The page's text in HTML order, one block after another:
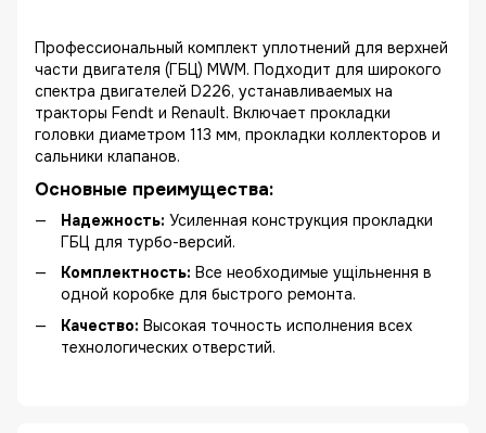
Профессиональный комплект уплотнений для верхней
части двигателя (ГБЦ) MWM. Подходит для широкого
спектра двигателей D226, устанавливаемых на
тракторы Fendt и Renault. Включает прокладки
головки диаметром 113 мм, прокладки коллекторов и
сальники клапанов.
Основные преимущества:
Надежность: Усиленная конструкция прокладки
ГБЦ для турбо-версий.
Комплектность: Все необходимые ущільнення в
одной коробке для быстрого ремонта.
Качество: Высокая точность исполнения всех
технологических отверстий.